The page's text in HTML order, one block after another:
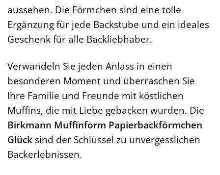
aussehen. Die Förmchen sind eine tolle
Ergänzung für jede Backstube und ein ideales
Geschenk für alle Backliebhaber.
Verwandeln Sie jeden Anlass in einen
besonderen Moment und überraschen Sie
Ihre Familie und Freunde mit köstlichen
Muffins, die mit Liebe gebacken wurden. Die
Birkmann Muffinform Papierbackförmchen
Glück sind der Schlüssel zu unvergesslichen
Backerlebnissen.